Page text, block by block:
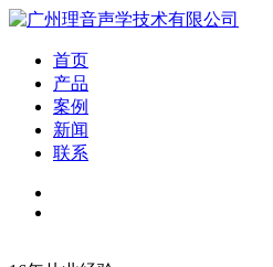
首页
产品
案例
新闻
联系